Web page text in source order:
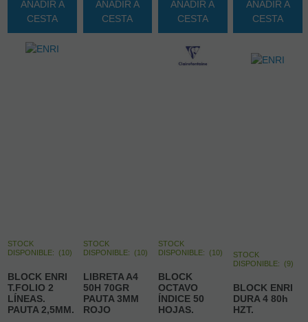
AÑADIR A
CESTA
AÑADIR A
CESTA
AÑADIR A
CESTA
AÑADIR A
CESTA
STOCK
DISPONIBLE: (10)
BLOCK ENRI
T.FOLIO 2
LÍNEAS.
PAUTA 2,5MM.
STOCK
DISPONIBLE:
(10)
LIBRETA A4
50H 70GR
PAUTA 3MM
ROJO
STOCK
DISPONIBLE: (10)
BLOCK
OCTAVO
ÍNDICE 50
HOJAS.
STOCK
DISPONIBLE: (9)
BLOCK ENRI
DURA 4 80h
HZT.